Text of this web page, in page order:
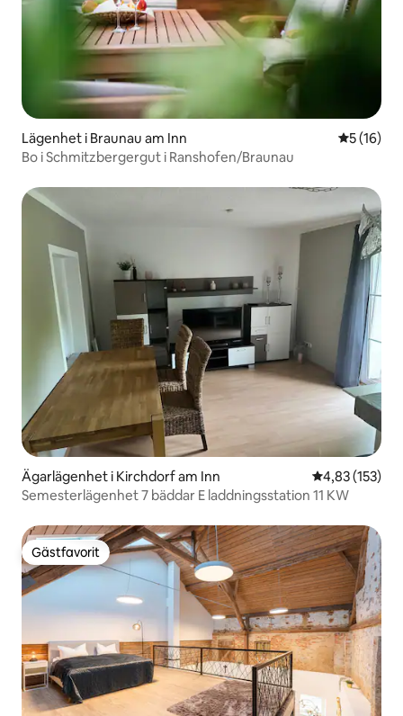
Lägenhet i Braunau am Inn 5 av 5 i
5 (16)
Bo i Schmitzbergergut i Ranshofen/Braunau
Ägarlägenhet i Kirchdorf am Inn 4,83 av 5 i
4,83 (153)
Semesterlägenhet 7 bäddar E laddningsstation 11 KW
Gästfavorit
Gästfavorit